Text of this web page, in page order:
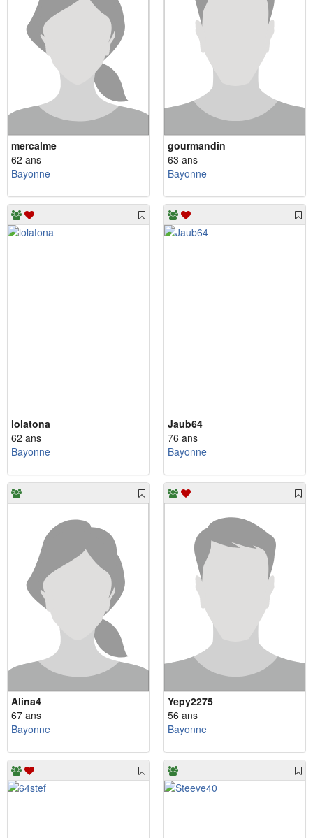
mercalme
62 ans
Bayonne
gourmandin
63 ans
Bayonne
lolatona
62 ans
Bayonne
Jaub64
76 ans
Bayonne
Alina4
67 ans
Bayonne
Yepy2275
56 ans
Bayonne